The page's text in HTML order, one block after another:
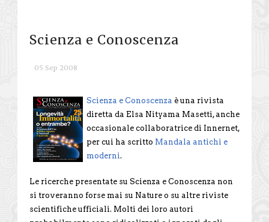
Scienza e Conoscenza
05 Sep 2008
Scienza e Conoscenza è una rivista
diretta da Elsa Nityama Masetti, anche
occasionale collaboratrice di Innernet,
per cui ha scritto Mandala antichi e
moderni.
Le ricerche presentate su Scienza e Conoscenza non
si troveranno forse mai su Nature o su altre riviste
scientifiche ufficiali. Molti dei loro autori